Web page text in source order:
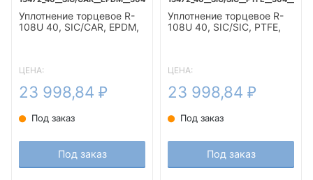
Уплотнение торцевое R-
108U 40, SIC/CAR, EPDM,
ЦЕНА:
23 998,84 ₽
Под заказ
Под заказ
Уплотнение торцевое R-
108U 40, SIC/SIC, PTFE,
ЦЕНА:
23 998,84 ₽
Под заказ
Под заказ